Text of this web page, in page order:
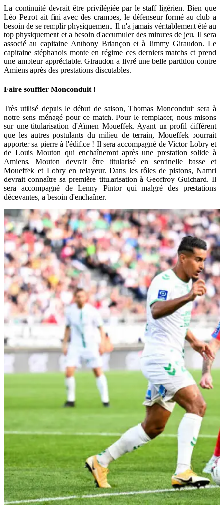
La continuité devrait être privilégiée par le staff ligérien. Bien que
Léo Petrot ait fini avec des crampes, le défenseur formé au club a
besoin de se remplir physiquement. Il n'a jamais véritablement été au
top physiquement et a besoin d'accumuler des minutes de jeu. Il sera
associé au capitaine Anthony Briançon et à Jimmy Giraudon. Le
capitaine stéphanois monte en régime ces derniers matchs et prend
une ampleur appréciable. Giraudon a livré une belle partition contre
Amiens après des prestations discutables.
Faire souffler Monconduit !
Très utilisé depuis le début de saison, Thomas Monconduit sera à
notre sens ménagé pour ce match. Pour le remplacer, nous misons
sur une titularisation d'Aïmen Moueffek. Ayant un profil différent
que les autres postulants du milieu de terrain, Moueffek pourrait
apporter sa pierre à l'édifice ! Il sera accompagné de Victor Lobry et
de Louis Mouton qui enchaîneront après une prestation solide à
Amiens. Mouton devrait être titularisé en sentinelle basse et
Moueffek et Lobry en relayeur. Dans les rôles de pistons, Namri
devrait connaître sa première titularisation à Geoffroy Guichard. Il
sera accompagné de Lenny Pintor qui malgré des prestations
décevantes, a besoin d'enchaîner.